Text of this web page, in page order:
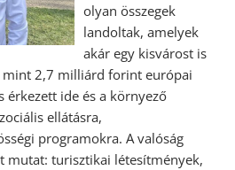
olyan összegek
landoltak, amelyek
akár egy kisvárost is
mint 2,7 milliárd forint európai
érkezett ide és a környező
ellátásra,
programokra. A valóság
mutat: turisztikai létesítmények,